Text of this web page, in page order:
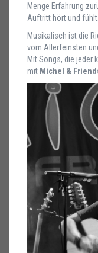
Menge Erfahrung
Auftritt hört und fühlt.
Musikalisch ist die
vom Allerfeinsten
Mit Songs, die jeder
mit Michel &